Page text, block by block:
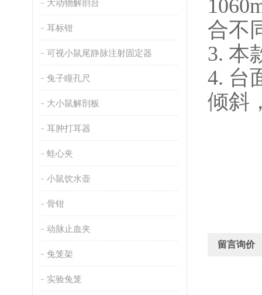
大动物解剖台
耳标钳
可视小鼠尾静脉注射固定器
兔子瞳孔尺
大小鼠解剖板
耳肿打耳器
蛙心夹
小鼠饮水壶
骨钳
动脉止血夹
兔笼架
实验兔笼
106
合不
3. 本
4. 台
倾斜
留言询价